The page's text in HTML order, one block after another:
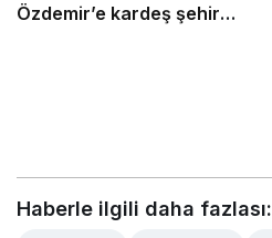
Özdemir’e kardeş şehir
Haberle ilgili daha fazlası: